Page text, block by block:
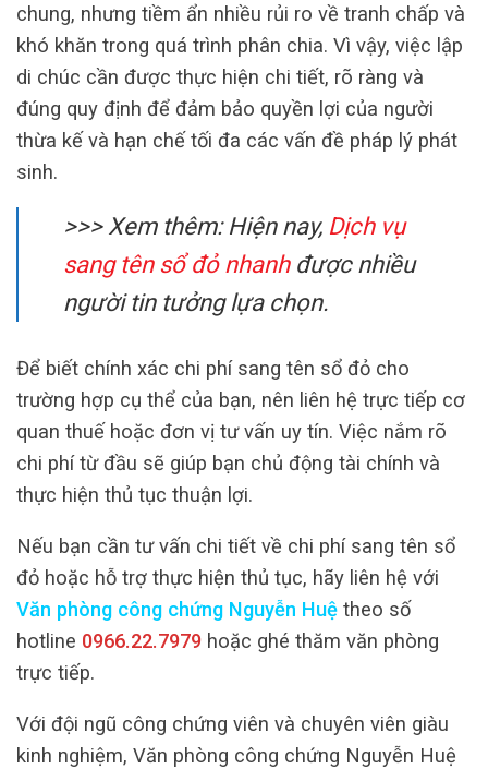
chung, nhưng tiềm ẩn nhiều rủi ro về tranh chấp và
khó khăn trong quá trình phân chia. Vì vậy, việc lập
di chúc cần được thực hiện chi tiết, rõ ràng và
đúng quy định để đảm bảo quyền lợi của người
thừa kế và hạn chế tối đa các vấn đề pháp lý phát
sinh.
>>> Xem thêm: Hiện nay, Dịch vụ
sang tên sổ đỏ nhanhđược nhiều
người tin tưởng lựa chọn.
Để biết chính xác chi phí sang tên sổ đỏ cho
trường hợp cụ thể của bạn, nên liên hệ trực tiếp cơ
quan thuế hoặc đơn vị tư vấn uy tín. Việc nắm rõ
chi phí từ đầu sẽ giúp bạn chủ động tài chính và
thực hiện thủ tục thuận lợi.
Nếu bạn cần tư vấn chi tiết về chi phí sang tên sổ
đỏ hoặc hỗ trợ thực hiện thủ tục, hãy liên hệ với
Văn phòng công chứng Nguyễn Huệ theo số
hotline 0966.22.7979 hoặc ghé thăm văn phòng
trực tiếp.
Với đội ngũ công chứng viên và chuyên viên giàu
kinh nghiệm, Văn phòng công chứng Nguyễn Huệ